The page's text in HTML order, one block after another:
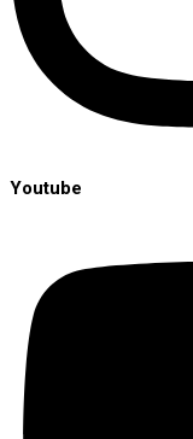
Youtube